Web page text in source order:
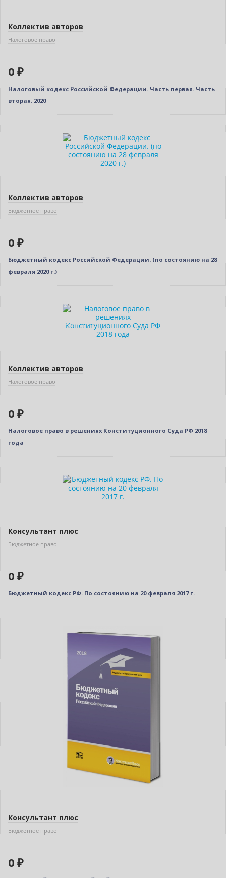
Коллектив авторов
Налоговое право
0 ₽
Налоговый кодекс Российской Федерации. Часть первая. Часть
вторая. 2020
Коллектив авторов
Бюджетное право
0 ₽
Бюджетный кодекс Российской Федерации. (по состоянию на 28
февраля 2020 г.)
Индивидуальный подход
Коллектив авторов
Налоговое право
0 ₽
Налоговое право в решениях Конституционного Суда РФ 2018
года
Консультант плюс
Бюджетное право
0 ₽
Бюджетный кодекс РФ. По состоянию на 20 февраля 2017 г.
Консультант плюс
Бюджетное право
0 ₽